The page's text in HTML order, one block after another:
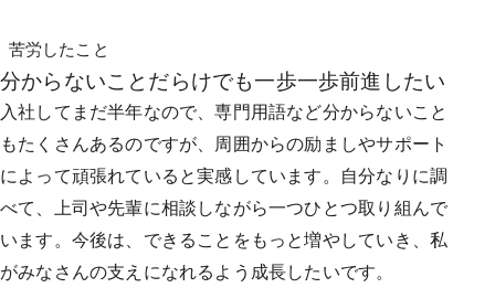
苦労したこと
分からないことだらけでも一歩一歩前進したい
入社してまだ半年なので、専門用語など分からないこと
もたくさんあるのですが、周囲からの励ましやサポート
によって頑張れていると実感しています。自分なりに調
べて、上司や先輩に相談しながら一つひとつ取り組んで
います。今後は、できることをもっと増やしていき、私
がみなさんの支えになれるよう成長したいです。